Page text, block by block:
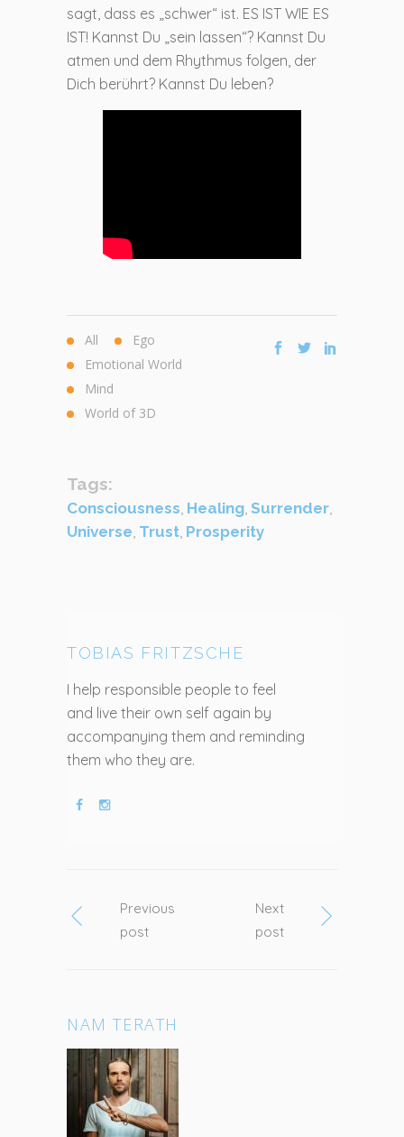
sagt, dass es „schwer“ ist. ES IST WIE ES
IST! Kannst Du „sein lassen“? Kannst Du
atmen und dem Rhythmus folgen, der
Dich berührt? Kannst Du leben?
All
Ego
Emotional World
Mind
World of 3D
Tags:
Consciousness Healing Surrender
Universe Trust Prosperity
TOBIAS FRITZSCHE
I help responsible people to feel
and live their own self again by
accompanying them and reminding
them who they are.
Previous
post
Next
post
NAM TERATH